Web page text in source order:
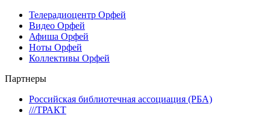
Телерадиоцентр Орфей
Видео Орфей
Афиша Орфей
Ноты Орфей
Коллективы Орфей
Партнеры
Российская библиотечная ассоциация (РБА)
///ТРАКТ